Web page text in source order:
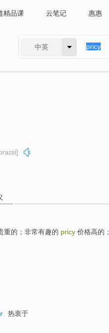
精品课 云笔记 惠惠
中英
重的；非常有趣的 pricy 价格高的；
热衷于